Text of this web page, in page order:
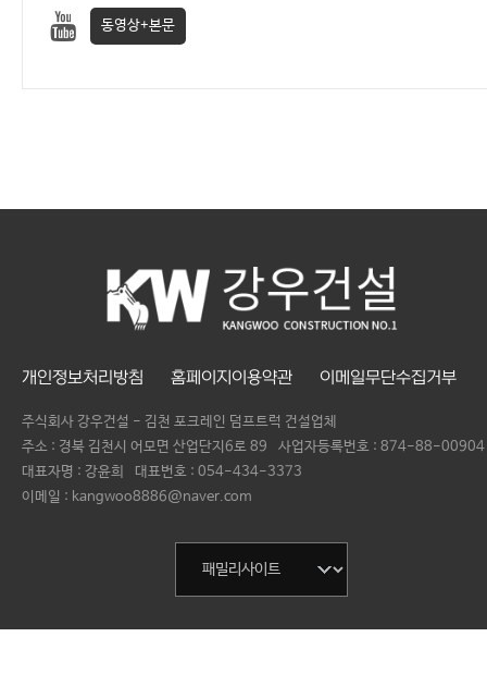
동영상+본문
개인정보처리방침 홈페이지이용약관 이메일무단수집거부
주식회사 강우건설 - 김천 포크레인 덤프트럭 건설업체
주소 : 경북 김천시 어모면 산업단지6로 89
사업자등록번호 : 874-88-00904
대표자명 : 강윤희 대표번호 : 054-434-3373
이메일 : kangwoo8886@naver.com